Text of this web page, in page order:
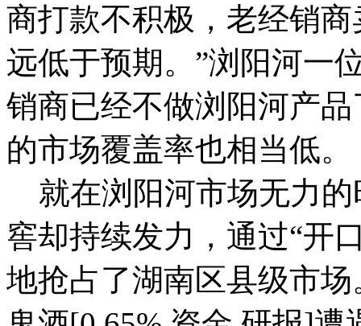
商打款不积极，老经销
远低于预期。”浏阳河一
销商已经不做浏阳河产
的市场覆盖率也相当低。
就在浏阳河市场无力的
窖却持续发力，通过“开
地抢占了湖南区县级市